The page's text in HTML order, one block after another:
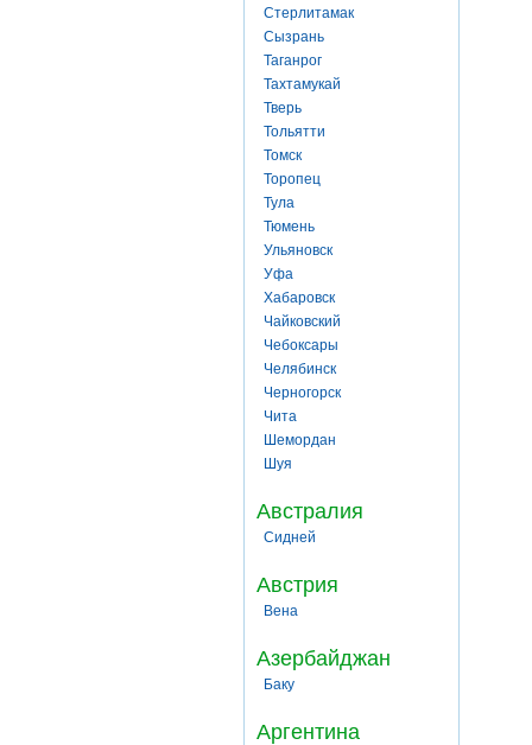
Стерлитамак
Сызрань
Таганрог
Тахтамукай
Тверь
Тольятти
Томск
Торопец
Тула
Тюмень
Ульяновск
Уфа
Хабаровск
Чайковский
Чебоксары
Челябинск
Черногорск
Чита
Шемордан
Шуя
Австралия
Сидней
Австрия
Вена
Азербайджан
Баку
Аргентина